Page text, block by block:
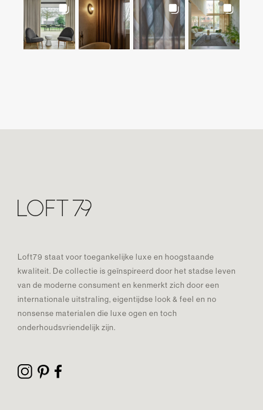
Loft79 staat voor toegankelijke luxe en hoogstaande
kwaliteit. De collectie is geïnspireerd door het stadse leven
van de moderne consument en kenmerkt zich door een
internationale uitstraling, eigentijdse look & feel en no
nonsense materialen die luxe ogen en toch
onderhoudsvriendelijk zijn.